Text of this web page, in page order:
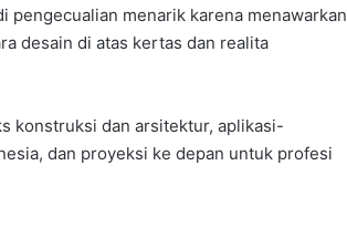
pengecualian menarik karena menawarkan
desain di atas kertas dan realita
konstruksi dan arsitektur, aplikasi-
dan proyeksi ke depan untuk profesi